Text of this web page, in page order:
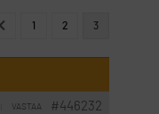
1 2 3
#446232
VASTAA